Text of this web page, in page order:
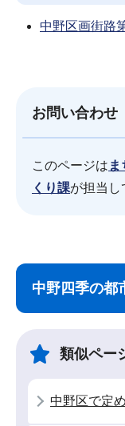
中野区画街路
お問い合わせ
このページは
くり課が担当し
こ
中野四季の都
類似ペー
中野区で定